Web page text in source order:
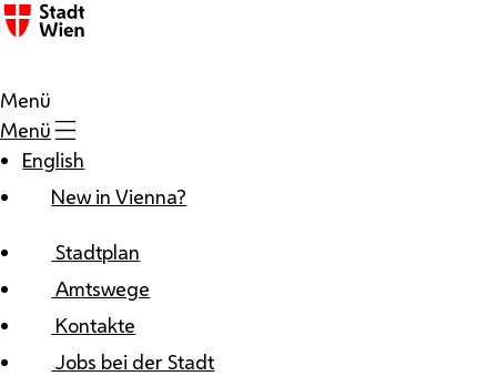
Zum Inhalt
Menü
Menü
English
New in Vienna?
Stadtplan
Amtswege
Kontakte
Jobs bei der Stadt